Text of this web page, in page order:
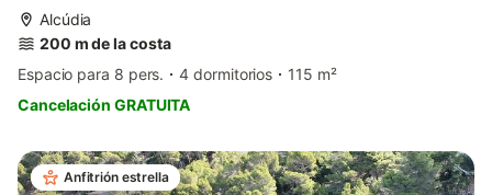
Alcúdia
200 m de la costa
Espacio para 8 pers.
4 dormitorios
115 m²
Cancelación GRATUITA
Anfitrión estrella